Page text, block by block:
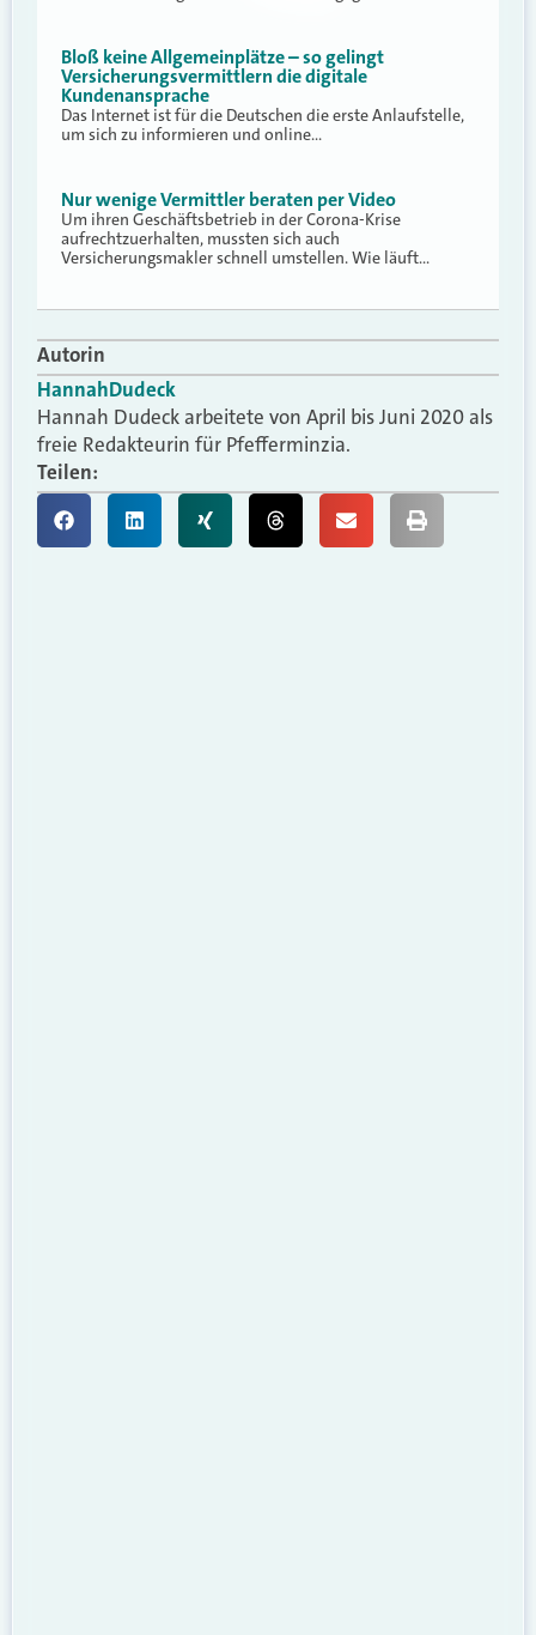
Bloß keine Allgemeinplätze – so gelingt
Versicherungsvermittlern die digitale
Kundenansprache
Das Internet ist für die Deutschen die erste Anlaufstelle,
um sich zu informieren und online…
Nur wenige Vermittler beraten per Video
Um ihren Geschäftsbetrieb in der Corona-Krise
aufrechtzuerhalten, mussten sich auch
Versicherungsmakler schnell umstellen. Wie läuft…
Autorin
HannahDudeck
Hannah Dudeck arbeitete von April bis Juni 2020 als
freie Redakteurin für Pfefferminzia.
Teilen: